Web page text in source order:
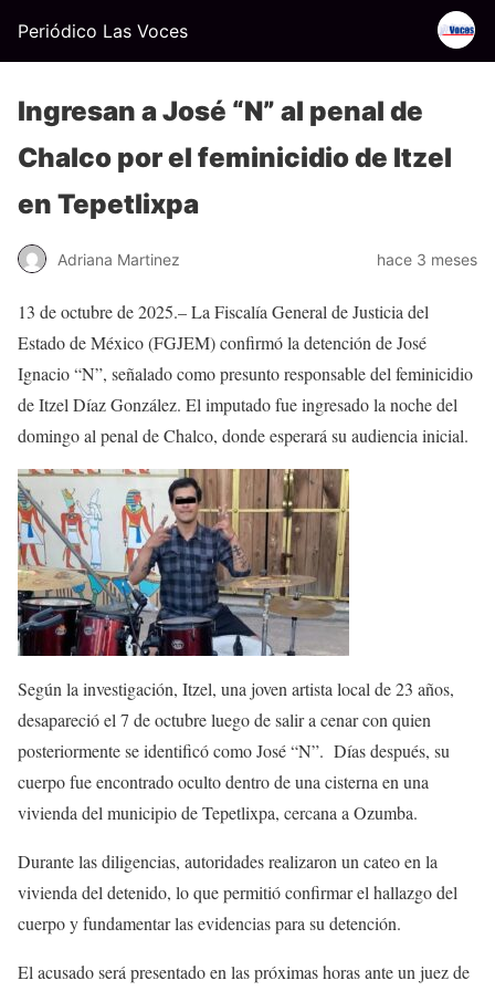
Periódico Las Voces
Ingresan a José “N” al penal de
Chalco por el feminicidio de Itzel
en Tepetlixpa
Adriana Martinez hace 3 meses
13 de octubre de 2025.– La Fiscalía General de Justicia del
Estado de México (FGJEM) confirmó la detención de José
Ignacio “N”, señalado como presunto responsable del feminicidio
de Itzel Díaz González. El imputado fue ingresado la noche del
domingo al penal de Chalco, donde esperará su audiencia inicial.
Según la investigación, Itzel, una joven artista local de 23 años,
desapareció el 7 de octubre luego de salir a cenar con quien
posteriormente se identificó como José “N”. Días después, su
cuerpo fue encontrado oculto dentro de una cisterna en una
vivienda del municipio de Tepetlixpa, cercana a Ozumba.
Durante las diligencias, autoridades realizaron un cateo en la
vivienda del detenido, lo que permitió confirmar el hallazgo del
cuerpo y fundamentar las evidencias para su detención.
El acusado será presentado en las próximas horas ante un juez de